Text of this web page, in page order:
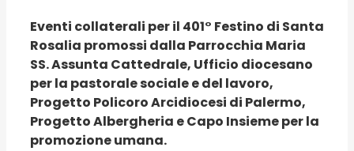
Eventi collaterali per il 401° Festino di Santa
Rosalia promossi dalla Parrocchia Maria
SS. Assunta Cattedrale, Ufficio diocesano
per la pastorale sociale e del lavoro,
Progetto Policoro Arcidiocesi di Palermo,
Progetto Albergheria e Capo Insieme per la
promozione umana.